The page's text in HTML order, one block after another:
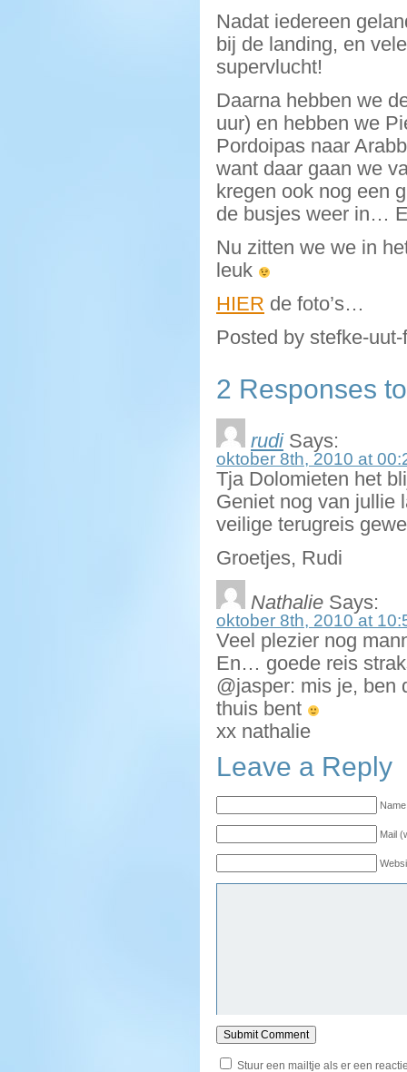
Nadat iedereen
bij de landing, en
supervlucht!
Daarna hebben we
uur) en hebben we
Pordoipas naar
want daar gaan we
kregen ook nog een
de busjes weer in…
Nu zitten we we in
leuk
HIER de foto’s…
Posted by stefke-
2 Responses
rudiSays:
oktober 8th, 2010 at
Tja Dolomieten het
Geniet nog van jullie
veilige terugreis
Groetjes, Rudi
Nathalie Says:
oktober 8th, 2010 at
Veel plezier nog
En… goede reis
@jasper: mis je, ben
thuis bent
xx nathalie
Leave a Reply
Mail
Stuur een mailtje als er een